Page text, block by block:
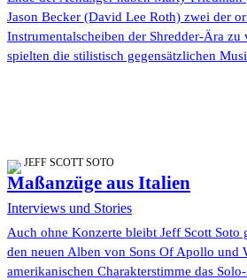
Jason Becker (David Lee Roth) zwei der
Instrumentalscheiben der Shredder-Ära
spielten die stilistisch gegensätzlichen
JEFF SCOTT SOTO
Maßanzüge aus Italien
Interviews und Stories
Auch ohne Konzerte bleibt Jeff Scott Soto
den neuen Alben von Sons Of Apollo und
amerikanischen Charakterstimme das